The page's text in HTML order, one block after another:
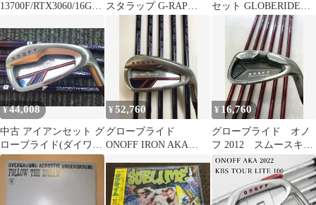
13700F/RTX3060/16GB/ スタラップ G-RAP
California
セット GLOBERIDE
ONOFF 2006モデル flex
R 4,5,6,7,8,9,P,A 8本セ
ット 男性右利き用
¥44,008
中古 アイアンセット グ
ローブライド(ダイワ)
ONOFF AKA 2020/MP-
520I 5本セッ
ト/R/28[4812]■博多
¥52,760
グローブライド
ONOFF IRON AKA
MP-520I Rフレック
ス アイアンセット
中古【最短即日発送】
¥ 16,760
グローブライド オノ
フ 2012 スムースキッ
ク MP-512I Rフレック
ス アイアンセット
中古 ゴルフドゥ！
NEXT昭島武蔵野店